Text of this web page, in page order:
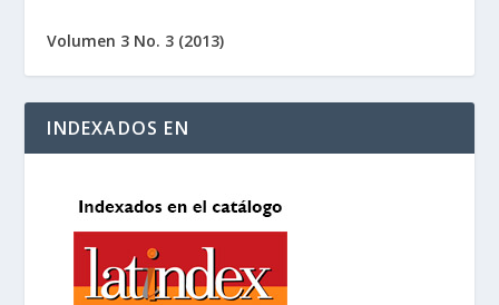
Volumen 3 No. 3 (2013)
INDEXADOS EN